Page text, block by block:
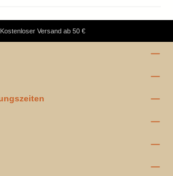
Kostenloser Versand ab 50 €